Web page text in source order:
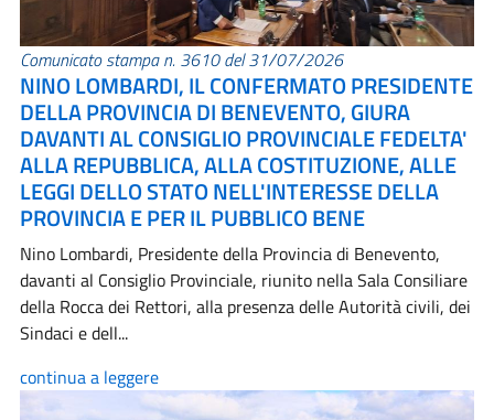
Comunicato stampa n. 3610 del 31/07/2026
NINO LOMBARDI, IL CONFERMATO PRESIDENTE
DELLA PROVINCIA DI BENEVENTO, GIURA
DAVANTI AL CONSIGLIO PROVINCIALE FEDELTA'
ALLA REPUBBLICA, ALLA COSTITUZIONE, ALLE
LEGGI DELLO STATO NELL'INTERESSE DELLA
PROVINCIA E PER IL PUBBLICO BENE
Nino Lombardi, Presidente della Provincia di Benevento,
davanti al Consiglio Provinciale, riunito nella Sala Consiliare
della Rocca dei Rettori, alla presenza delle Autorità civili, dei
Sindaci e dell...
continua a leggere